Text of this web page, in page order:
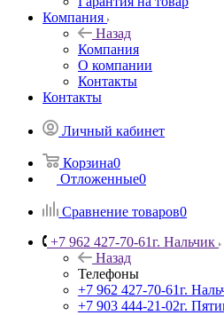
Компания
Назад
Компания
О компании
Контакты
Контакты
Личный кабинет
Корзина0
Отложенные0
Сравнение товаров0
+7 962 427-70-61г. Нальчик
Назад
Телефоны
+7 962 427-70-61г.
+7 903 444-21-02г.